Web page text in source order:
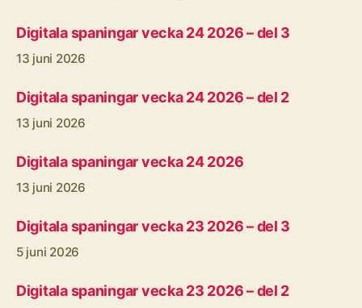
Digitala spaningar vecka 24 2026 – del 3
13 juni 2026
Digitala spaningar vecka 24 2026 – del 2
13 juni 2026
Digitala spaningar vecka 24 2026
13 juni 2026
Digitala spaningar vecka 23 2026 – del 3
5 juni 2026
Digitala spaningar vecka 23 2026 – del 2